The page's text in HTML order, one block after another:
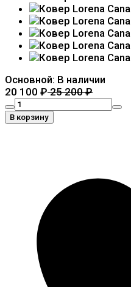
Основной: В наличии
20 100 ₽25 200₽
В корзину